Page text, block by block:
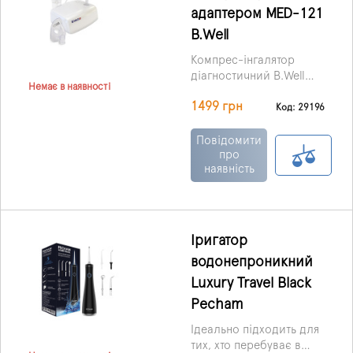
видаленні нальоту.
WP-100E2 -
стаціонарний прилад,
що підключається до
стандартної мережі
220В.
Немає в наявності
адаптером MED-121
B.Well
Компрес-інгалятор
діагностичний B.Well
для інгаляцій при
захворюваннях та
захворюваннях верхніх
дихальних шляхів.
регульований розмір
частинок речовини, що
вдихається. Удароміцна
конструкція.
1499 грн Код: 29196
Повідомити
про
наявність
Іригатор
водонепроникний
Luxury Travel Black
Pecham
Ідеально підходить для
тих, хто перебуває в